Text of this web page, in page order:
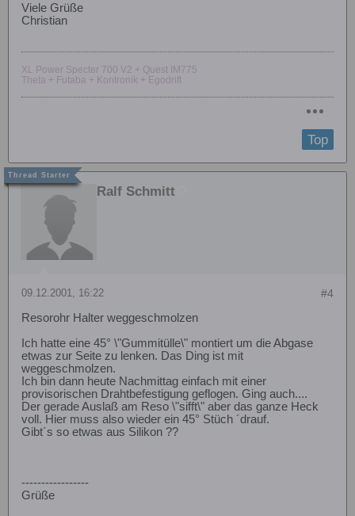
Viele Grüße
Christian
XL Power Specter 700 V2 + Quest IM775
Theta + Futaba + Kontronik + Egodrift
Top
Ralf Schmitt
#4
09.12.2001, 16:22
Resorohr Halter weggeschmolzen
Ich hatte eine 45° \"Gummitülle\" montiert um die Abgase
etwas zur Seite zu lenken. Das Ding ist mit
weggeschmolzen.
Ich bin dann heute Nachmittag einfach mit einer
provisorischen Drahtbefestigung geflogen. Ging auch....
Der gerade Auslaß am Reso \"sifft\" aber das ganze Heck
voll. Hier muss also wieder ein 45° Stüch ´drauf.
Gibt´s so etwas aus Silikon ??
-----------------
Grüße